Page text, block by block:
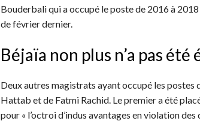
Bouderbali qui a occupé le poste de 2016 à
de février dernier.
Béjaïa non plus n’a pas été
Deux autres magistrats ayant occupé les postes
Hattab et de Fatmi Rachid. Le premier a été
pour « l’octroi d’indus avantages en violation